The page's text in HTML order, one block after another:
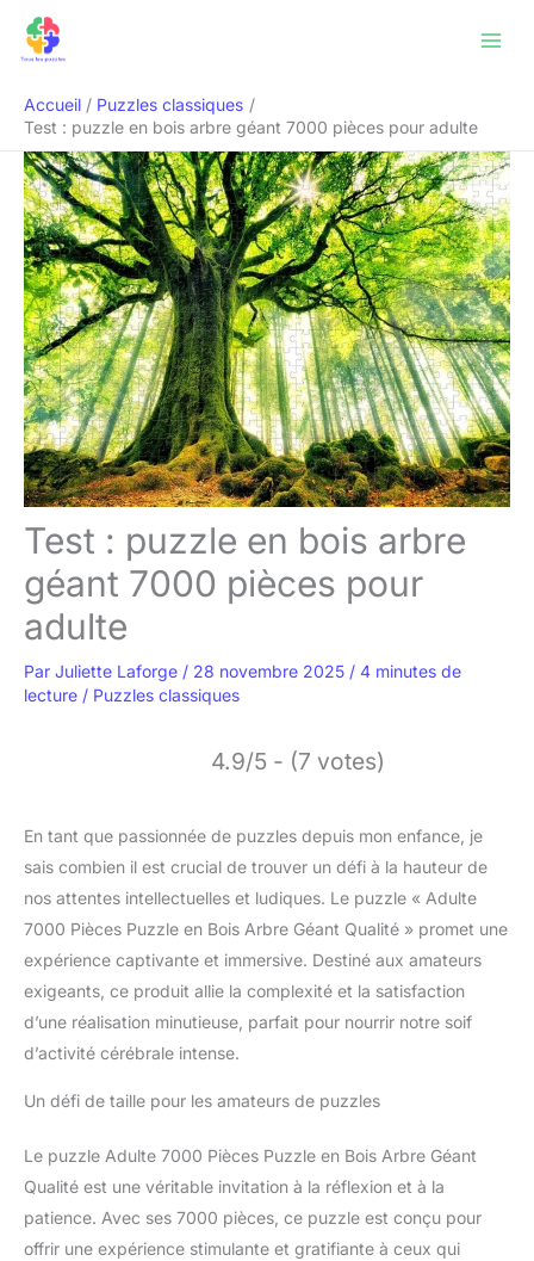
Accueil
Puzzles classiques
Test : puzzle en bois arbre géant 7000 pièces pour adulte
Test : puzzle en bois arbre
géant 7000 pièces pour
adulte
Par Juliette Laforge / 28 novembre 2025 / 4 minutes de
lecture / Puzzles classiques
4.9/5 - (7 votes)
En tant que passionnée de puzzles depuis mon enfance, je
sais combien il est crucial de trouver un défi à la hauteur de
nos attentes intellectuelles et ludiques. Le puzzle « Adulte
7000 Pièces Puzzle en Bois Arbre Géant Qualité » promet une
expérience captivante et immersive. Destiné aux amateurs
exigeants, ce produit allie la complexité et la satisfaction
d’une réalisation minutieuse, parfait pour nourrir notre soif
d’activité cérébrale intense.
Un défi de taille pour les amateurs de puzzles
Le puzzle Adulte 7000 Pièces Puzzle en Bois Arbre Géant
Qualité est une véritable invitation à la réflexion et à la
patience. Avec ses 7000 pièces, ce puzzle est conçu pour
offrir une expérience stimulante et gratifiante à ceux qui
Rechercher